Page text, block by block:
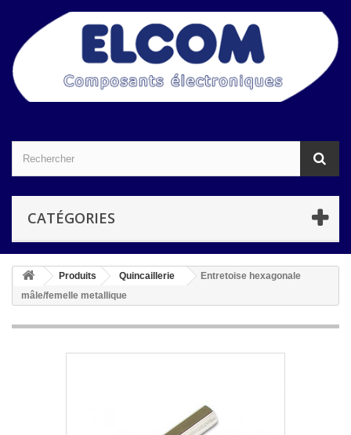
CATÉGORIES
Produits Quincaillerie
Entretoise hexagonale
mâle/femelle metallique